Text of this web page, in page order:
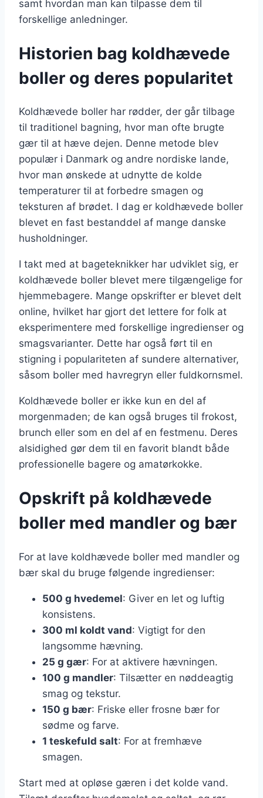
samt hvordan man kan tilpasse dem til
forskellige anledninger.
Historien bag koldhævede
boller og deres popularitet
Koldhævede boller har rødder, der går tilbage
til traditionel bagning, hvor man ofte brugte
gær til at hæve dejen. Denne metode blev
populær i Danmark og andre nordiske lande,
hvor man ønskede at udnytte de kolde
temperaturer til at forbedre smagen og
teksturen af brødet. I dag er koldhævede boller
blevet en fast bestanddel af mange danske
husholdninger.
I takt med at bageteknikker har udviklet sig, er
koldhævede boller blevet mere tilgængelige for
hjemmebagere. Mange opskrifter er blevet delt
online, hvilket har gjort det lettere for folk at
eksperimentere med forskellige ingredienser og
smagsvarianter. Dette har også ført til en
stigning i populariteten af sundere alternativer,
såsom boller med havregryn eller fuldkornsmel.
Koldhævede boller er ikke kun en del af
morgenmaden; de kan også bruges til frokost,
brunch eller som en del af en festmenu. Deres
alsidighed gør dem til en favorit blandt både
professionelle bagere og amatørkokke.
Opskrift på koldhævede
boller med mandler og bær
For at lave koldhævede boller med mandler og
bær skal du bruge følgende ingredienser:
500 g hvedemel: Giver en let og luftig
konsistens.
300 ml koldt vand: Vigtigt for den
langsomme hævning.
25 g gær: For at aktivere hævningen.
100 g mandler: Tilsætter en nøddeagtig
smag og tekstur.
150 g bær: Friske eller frosne bær for
sødme og farve.
1 teskefuld salt: For at fremhæve
smagen.
Start med at opløse gæren i det kolde vand.